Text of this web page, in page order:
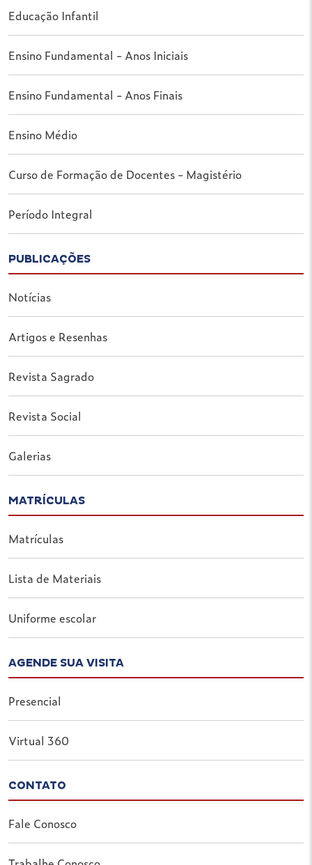
Educação Infantil
Ensino Fundamental - Anos Iniciais
Ensino Fundamental - Anos Finais
Ensino Médio
Curso de Formação de Docentes - Magistério
Período Integral
PUBLICAÇÕES
Notícias
Artigos e Resenhas
Revista Sagrado
Revista Social
Galerias
MATRÍCULAS
Matrículas
Lista de Materiais
Uniforme escolar
AGENDE SUA VISITA
Presencial
Virtual 360
CONTATO
Fale Conosco